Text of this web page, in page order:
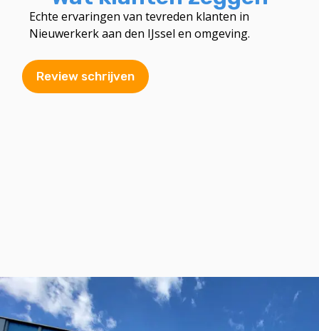
Echte ervaringen van tevreden klanten in
Nieuwerkerk aan den IJssel en omgeving.
Review schrijven